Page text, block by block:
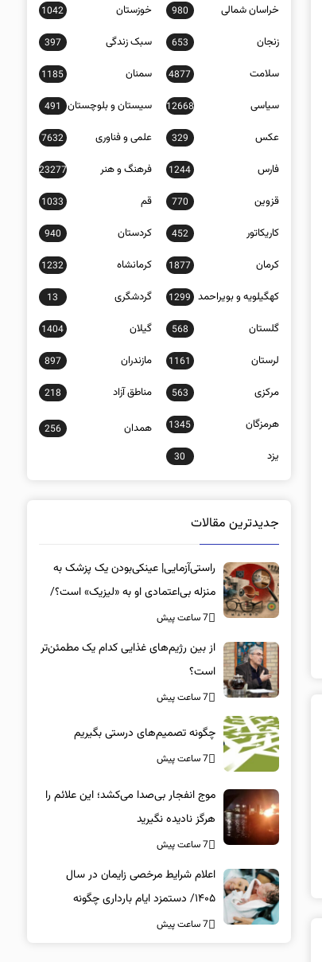
خراسان شمالی 980 خوزستان 1042
زنجان 653 سبک زندگی 397
سلامت 4877 سمنان 1185
سیاسی 12668 سیستان و بلوچستان 491
عکس 329 علمی و فناوری 7632
فارس 1244 فرهنگ و هنر 23277
قزوین 770 قم 1033
کاریکاتور 452 کردستان 940
کرمان 1877 کرمانشاه 1232
کهگیلویه و بویراحمد 1299 گردشگری 13
گلستان 568 گیلان 1404
لرستان 1161 مازندران 897
مرکزی 563 مناطق آزاد 218
هرمزگان 1345 همدان 256
یزد 30
جدیدترین مقالات
راستی‌آزمایی| عینکی‌بودن یک پزشک به
منزله بی‌اعتمادی او به «لیزیک» است؟/
جراحان، چشم فرزندان خود را لیزیک
می‌کنند؟
7 ساعت پیش
از بین رژیم‌های غذایی کدام یک مطمئن‌تر
است؟‌
7 ساعت پیش
چگونه تصمیم‌های درستی بگیریم
7 ساعت پیش
موج انفجار بی‌صدا می‌کشد؛ این علائم را
هرگز نادیده نگیرید
7 ساعت پیش
اعلام شرایط مرخصی زایمان در سال
۱۴۰۵/ دستمزد ایام بارداری چگونه
پرداخت می‌شود؟
7 ساعت پیش